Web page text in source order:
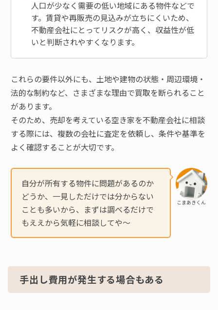
人口が少なく需要の低い地域にある物件などで
す。賃貸や再販売の見込みが立ちにくいため、
不動産会社にとってリスクが高く、収益性が低
いと判断されやすくなります。
これらの要件以外にも、土地や建物の状態・周辺環境・
法的な制約など、さまざまな理由で買取を断られること
があります。
そのため、売却を考えている空き家を不動産会社に相談
する際には、複数の会社に査定を依頼し、条件や基準を
よく確認することが大切です。
こまあきくん
自分が所有する物件に問題があるのか
どうか、一見しただけでは分からない
ことも多いから、まずは調べるだけで
もええから気軽に相談してや〜
手出し費用が発生する場合もある